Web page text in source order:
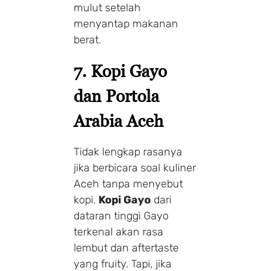
mulut setelah
menyantap makanan
berat.
7. Kopi Gayo
dan Portola
Arabia Aceh
Tidak lengkap rasanya
jika berbicara soal kuliner
Aceh tanpa menyebut
kopi. Kopi Gayo dari
dataran tinggi Gayo
terkenal akan rasa
lembut dan aftertaste
yang fruity. Tapi, jika